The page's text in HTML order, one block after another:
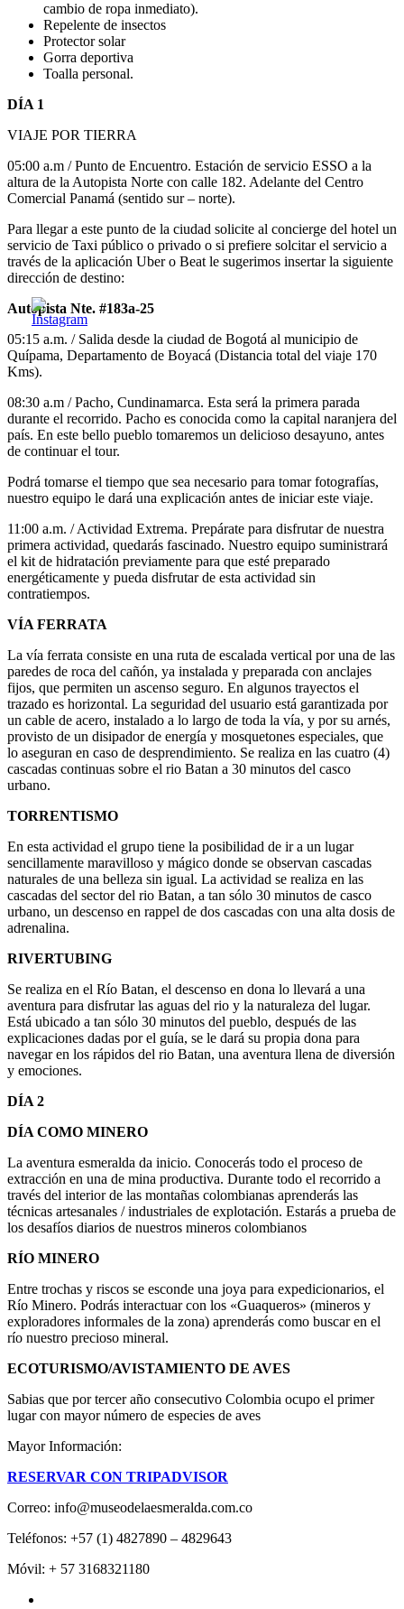
cambio de ropa inmediato).
Repelente de insectos
Protector solar
Gorra deportiva
Toalla personal.
DÍA 1
VIAJE POR TIERRA
05:00 a.m / Punto de Encuentro. Estación de servicio ESSO a la
altura de la Autopista Norte con calle 182. Adelante del Centro
Comercial Panamá (sentido sur – norte).
Para llegar a este punto de la ciudad solicite al concierge del hotel un
servicio de Taxi público o privado o si prefiere solcitar el servicio a
través de la aplicación Uber o Beat le sugerimos insertar la siguiente
dirección de destino:
Autopista Nte. #183a-25
05:15 a.m. / Salida desde la ciudad de Bogotá al municipio de
Quípama, Departamento de Boyacá (Distancia total del viaje 170
Kms).
08:30 a.m / Pacho, Cundinamarca. Esta será la primera parada
durante el recorrido. Pacho es conocida como la capital naranjera del
país. En este bello pueblo tomaremos un delicioso desayuno, antes
de continuar el tour.
Podrá tomarse el tiempo que sea necesario para tomar fotografías,
nuestro equipo le dará una explicación antes de iniciar este viaje.
11:00 a.m. / Actividad Extrema. Prepárate para disfrutar de nuestra
primera actividad, quedarás fascinado. Nuestro equipo suministrará
el kit de hidratación previamente para que esté preparado
energéticamente y pueda disfrutar de esta actividad sin
contratiempos.
VÍA FERRATA
La vía ferrata consiste en una ruta de escalada vertical por una de las
paredes de roca del cañón, ya instalada y preparada con anclajes
fijos, que permiten un ascenso seguro. En algunos trayectos el
trazado es horizontal. La seguridad del usuario está garantizada por
un cable de acero, instalado a lo largo de toda la vía, y por su arnés,
provisto de un disipador de energía y mosquetones especiales, que
lo aseguran en caso de desprendimiento. Se realiza en las cuatro (4)
cascadas continuas sobre el rio Batan a 30 minutos del casco
urbano.
TORRENTISMO
En esta actividad el grupo tiene la posibilidad de ir a un lugar
sencillamente maravilloso y mágico donde se observan cascadas
naturales de una belleza sin igual. La actividad se realiza en las
cascadas del sector del rio Batan, a tan sólo 30 minutos de casco
urbano, un descenso en rappel de dos cascadas con una alta dosis de
adrenalina.
RIVERTUBING
Se realiza en el Río Batan, el descenso en dona lo llevará a una
aventura para disfrutar las aguas del rio y la naturaleza del lugar.
Está ubicado a tan sólo 30 minutos del pueblo, después de las
explicaciones dadas por el guía, se le dará su propia dona para
navegar en los rápidos del rio Batan, una aventura llena de diversión
y emociones.
DÍA 2
DÍA COMO MINERO
La aventura esmeralda da inicio. Conocerás todo el proceso de
extracción en una de mina productiva. Durante todo el recorrido a
través del interior de las montañas colombianas aprenderás las
técnicas artesanales / industriales de explotación. Estarás a prueba de
los desafíos diarios de nuestros mineros colombianos
RÍO MINERO
Entre trochas y riscos se esconde una joya para expedicionarios, el
Río Minero. Podrás interactuar con los «Guaqueros» (mineros y
exploradores informales de la zona) aprenderás como buscar en el
río nuestro precioso mineral.
ECOTURISMO/AVISTAMIENTO DE AVES
Sabias que por tercer año consecutivo Colombia ocupo el primer
lugar con mayor número de especies de aves
Mayor Información:
RESERVAR CON TRIPADVISOR
Correo: info@museodelaesmeralda.com.co
Teléfonos: +57 (1) 4827890 – 4829643
Móvil: + 57 3168321180